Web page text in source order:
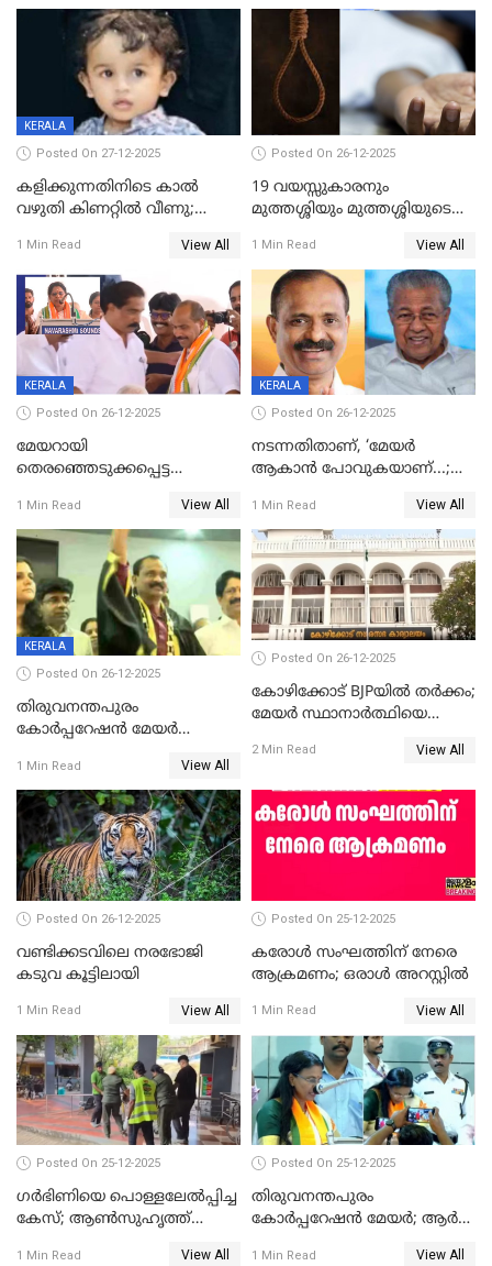
KERALA
Posted On 27-12-2025
കളിക്കുന്നതിനിടെ കാൽ
വഴുതി കിണറ്റിൽ വീണു;
ദാരുണാന്ത്യം
1 Min Read View All
Posted On 26-12-2025
19 വയസ്സുകാരനും
മുത്തശ്ശിയും മുത്തശ്ശിയുടെ
മരിച്ചനിലയിൽ
1 Min Read View All
KERALA
Posted On 26-12-2025
മേയറായി
തെരഞ്ഞെടുക്കപ്പെട്ട
ആദ്യ വോട്ട് അസാധു; കണ്ണൂർ
ഡെപ്യൂട്ടി മേയർ സ്ഥാനത്ത്
താഹിറിന് വിജയം
1 Min Read View All
KERALA
Posted On 26-12-2025
നടന്നതിതാണ്, ‘മേയർ
ആകാൻ പോവുകയാണ്...;
മുഖ്യമന്ത്രിയുടെ ഓഫീസ്
തന്നെ വിശദീകരിയ്ക്കുന്നു;
സത്യമിതാണ്
1 Min Read View All
KERALA
Posted On 26-12-2025
തിരുവനന്തപുരം
കോര്‍പ്പറേഷന്‍ മേയര്‍
ഹൈക്കോടതിയിലേക്ക്;
സത്യപ്രതിജ്ഞ ചടങ്ങില്‍
ചട്ടലംഘനമെന്ന് പാർട്ടി
1 Min Read View All
Posted On 26-12-2025
കോഴിക്കോട് BJPയിൽ തർക്കം;
മേയർ സ്ഥാനാർത്ഥിയെ
2 Min Read View All
Posted On 26-12-2025
വണ്ടിക്കടവിലെ നരഭോജി
കടുവ കൂട്ടിലായി
1 Min Read View All
Posted On 25-12-2025
കരോള്‍ സംഘത്തിന് നേരെ
ആക്രമണം; ഒരാള്‍ അറസ്റ്റില്‍
1 Min Read View All
Posted On 25-12-2025
ഗര്‍ഭിണിയെ പൊള്ളലേല്‍പ്പിച്ച
കേസ്; ആണ്‍സുഹൃത്ത്
1 Min Read View All
Posted On 25-12-2025
തിരുവനന്തപുരം
കോര്‍പ്പറേഷന്‍ മേയർ; ആര്‍
1 Min Read View All